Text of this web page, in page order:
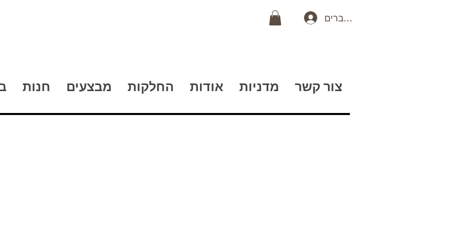
כניסה לחברים
חנות מבצעים החלקות אודות מדניות צור קשר